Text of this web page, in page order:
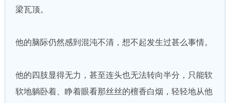
梁瓦顶。
他的脑际仍然感到混沌不清，想不起发生过甚么事情。
他的四肢显得无力，甚至连头也无法转向半分，只能软
软地躺卧着、睁着眼看那丝丝的檀香白烟，轻轻地从他